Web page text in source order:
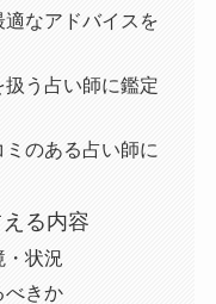
なアドバイスを
う占い師に鑑定
のある占い師に
る内容
・状況
べきか